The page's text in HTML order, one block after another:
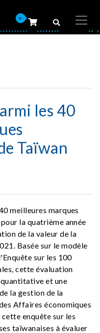
0
les 40
Taïwan
meilleures marques
la quatrième année
de la valeur de la
Basée sur le modèle
sur les 100
cette évaluation
et une
la gestion de la
Affaires économiques
enquête sur les
taïwanaises à évaluer